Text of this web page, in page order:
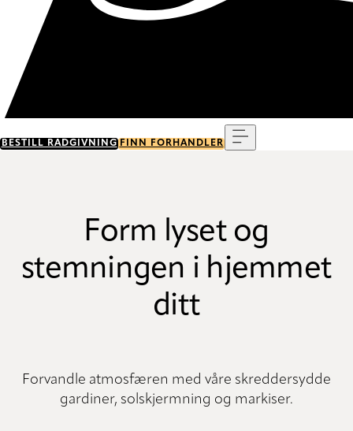
BESTILL RÅDGIVNING FINN FORHANDLER
Form lyset og
stemningen i hjemmet
ditt
Forvandle atmosfæren med våre skreddersydde
gardiner, solskjermning og markiser.